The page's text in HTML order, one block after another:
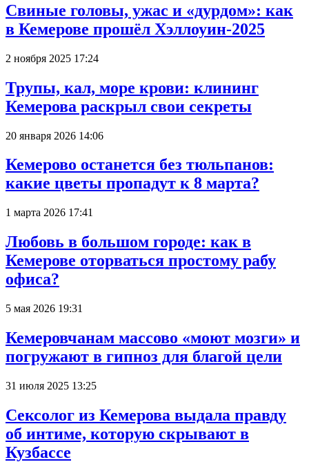
Свиные головы, ужас и «дурдом»: как
в Кемерове прошёл Хэллоуин-2025
2 ноября 2025 17:24
Трупы, кал, море крови: клининг
Кемерова раскрыл свои секреты
20 января 2026 14:06
Кемерово останется без тюльпанов:
какие цветы пропадут к 8 марта?
1 марта 2026 17:41
Любовь в большом городе: как в
Кемерове оторваться простому рабу
офиса?
5 мая 2026 19:31
Кемеровчанам массово «моют мозги» и
погружают в гипноз для благой цели
31 июля 2025 13:25
Сексолог из Кемерова выдала правду
об интиме, которую скрывают в
Кузбассе